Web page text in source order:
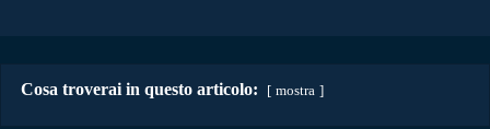
Cosa troverai in questo articolo: mostra